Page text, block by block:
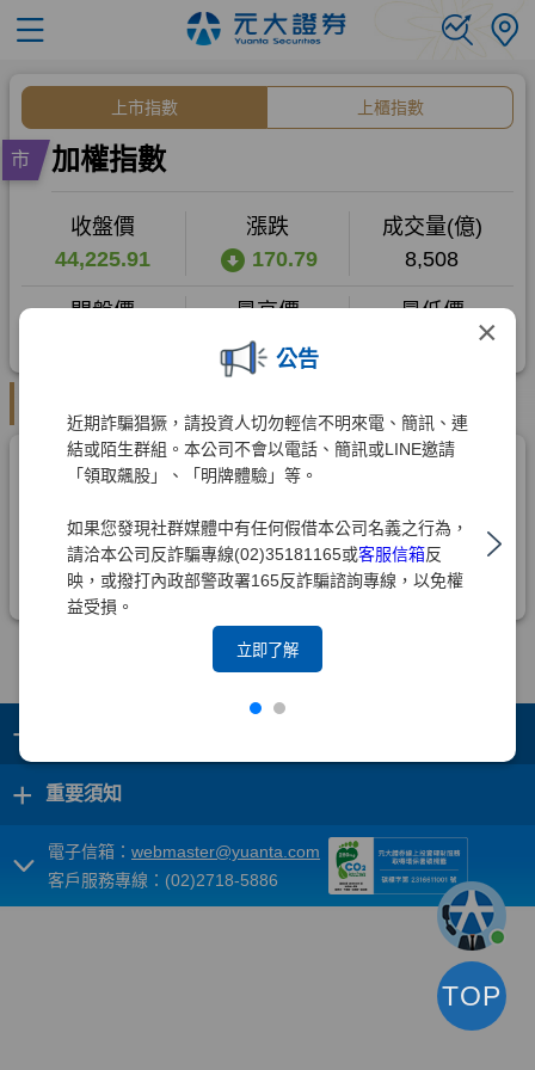
×
公告
近期詐騙猖獗，請投資人切勿輕信不明來電、簡訊、連
結或陌生群組。本公司不會以電話、簡訊或LINE邀請
「領取飆股」、「明牌體驗」等。
如果您發現社群媒體中有任何假借本公司名義之行為，
請洽本公司反詐騙專線(02)35181165或客服信箱反
映，或撥打內政部警政署165反詐騙諮詢專線，以免權
益受損。
立即了解
+
+ 重要須知
電子信箱： webmaster@yuanta.com
客戶服務專線：(02)2718-5886
TOP